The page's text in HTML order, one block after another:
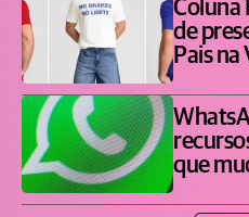
Coluna
de
Pais
que